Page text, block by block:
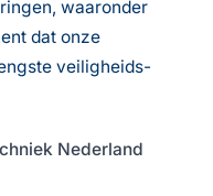
waaronder
dat onze
veiligheids-
Nederland